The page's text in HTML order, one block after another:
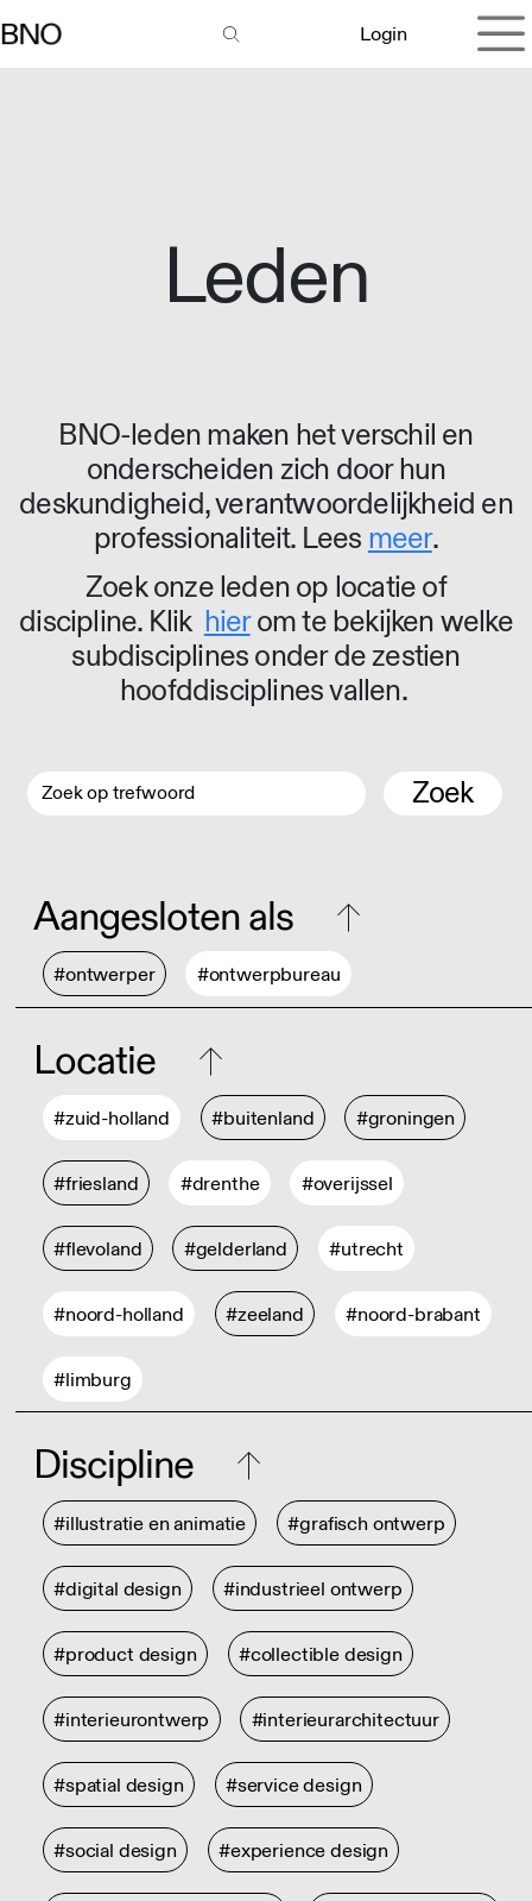
Login
Leden
BNO-leden maken het verschil en
onderscheiden zich door hun
deskundigheid, verantwoordelijkheid en
professionaliteit. Lees meer.
Zoek onze leden op locatie of
discipline. Klik hierom te bekijken welke
subdisciplines onder de zestien
hoofddisciplines vallen.
Zoek
Aangesloten als
#ontwerper #ontwerpbureau
Locatie
#zuid-holland #buitenland #groningen
#friesland #drenthe #overijssel
#flevoland #gelderland #utrecht
#noord-holland #zeeland #noord-brabant
#limburg
Discipline
#illustratie en animatie #grafisch ontwerp
#digital design #industrieel ontwerp
#product design #collectible design
#interieurontwerp #interieurarchitectuur
#spatial design #service design
#social design #experience design